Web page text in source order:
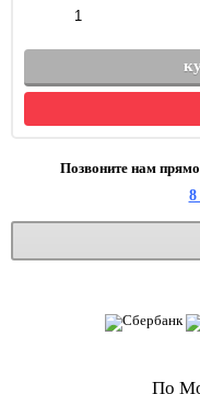
Позвоните нам
8
По